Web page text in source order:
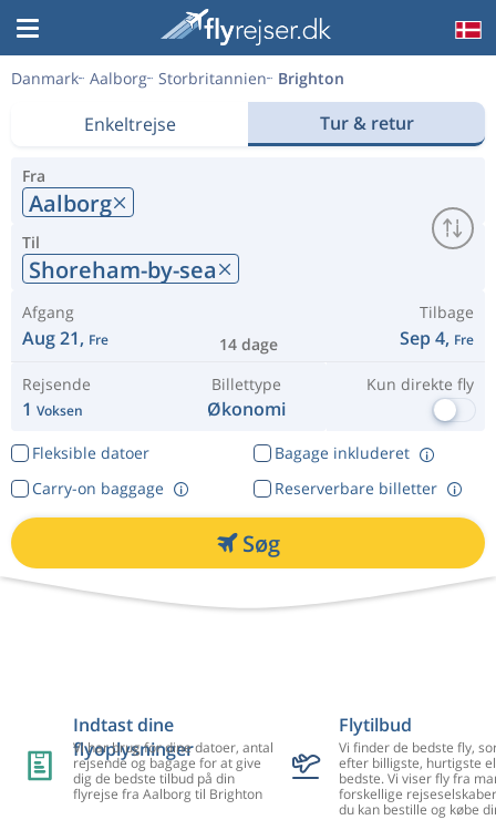
Danmark Aalborg Storbritannien Brighton
Enkeltrejse Tur & retur
Fra
Aalborg
Til
Shoreham-by-sea
Afgang
Aug 21, Fre 14 dage
Tilbage
Sep 4, Fre
Rejsende
1 Voksen
Billettype
Økonomi
Kun direkte fly
Fleksible datoer
Bagage inkluderet
Reserverbare billetter
Carry-on baggage
Søg
Indtast dine
flyoplysninger
Vi har brug for dine datoer, antal
rejsende og bagage for at give
dig de bedste tilbud på din
flyrejse fra Aalborg til Brighton
Flytilbud
Vi finder de bedste fly,
efter billigste, hurtigste
bedste. Vi viser fly fra
forskellige
du kan bestille og købe